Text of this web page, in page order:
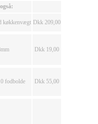
køkkenvægt Dkk 209,00
Dkk 19,00
fodbolde Dkk 55,00